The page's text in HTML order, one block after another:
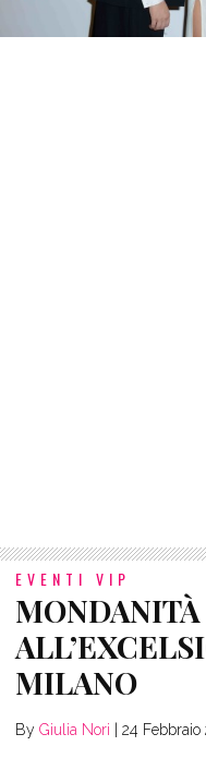
EVENTI VIP
MILANO
By Giulia Nori 24 Febbraio